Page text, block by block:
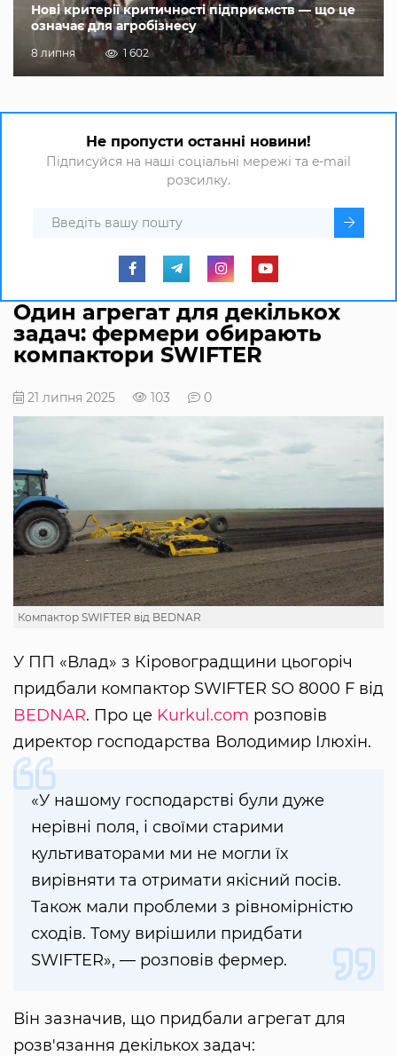
Нові критерії критичності підприємств — що це
означає для агробізнесу
8 липня 1 602
Не пропусти останні новини!
Підписуйся на наші соціальні мережі та e-mail
розсилку.
Один агрегат для декількох
задач: фермери обирають
компактори SWIFTER
21 липня 2025 103 0
Компактор SWIFTER від BEDNAR
У ПП «Влад» з Кіровоградщини цьогоріч
придбали компактор SWIFTER SO 8000 F від
BEDNAR. Про це Kurkul.com розповів
директор господарства Володимир Ілюхін.
«У нашому господарстві були дуже
нерівні поля, і своїми старими
культиваторами ми не могли їх
вирівняти та отримати якісний посів.
Також мали проблеми з рівномірністю
сходів. Тому вирішили придбати
SWIFTER», — розповів фермер.
Він зазначив, що придбали агрегат для
розв'язання декількох задач: